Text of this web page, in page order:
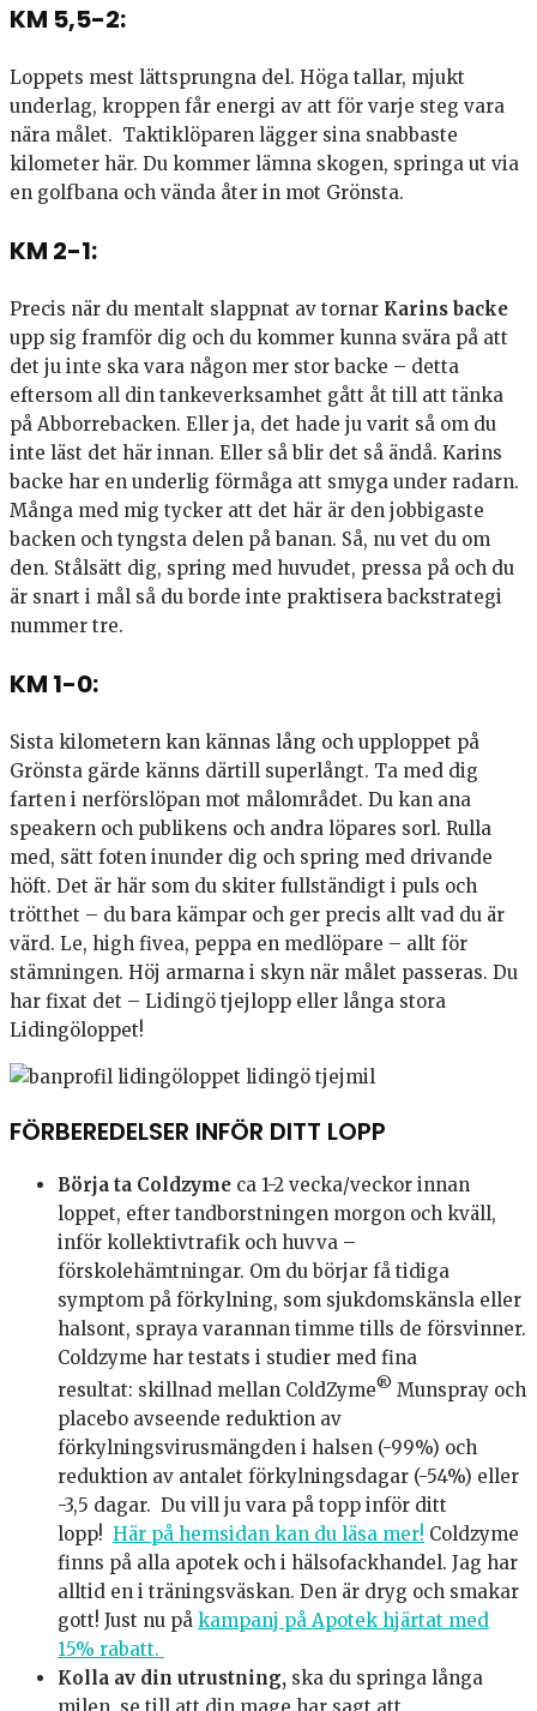
KM 5,5-2:
Loppets mest lättsprungna del. Höga tallar, mjukt
underlag, kroppen får energi av att för varje steg vara
nära målet. Taktiklöparen lägger sina snabbaste
kilometer här. Du kommer lämna skogen, springa ut via
en golfbana och vända åter in mot Grönsta.
KM 2-1:
Precis när du mentalt slappnat av tornar Karins backe
upp sig framför dig och du kommer kunna svära på att
det ju inte ska vara någon mer stor backe – detta
eftersom all din tankeverksamhet gått åt till att tänka
på Abborrebacken. Eller ja, det hade ju varit så om du
inte läst det här innan. Eller så blir det så ändå. Karins
backe har en underlig förmåga att smyga under radarn.
Många med mig tycker att det här är den jobbigaste
backen och tyngsta delen på banan. Så, nu vet du om
den. Stålsätt dig, spring med huvudet, pressa på och du
är snart i mål så du borde inte praktisera backstrategi
nummer tre.
KM 1-0:
Sista kilometern kan kännas lång och upploppet på
Grönsta gärde känns därtill superlångt. Ta med dig
farten i nerförslöpan mot målområdet. Du kan ana
speakern och publikens och andra löpares sorl. Rulla
med, sätt foten inunder dig och spring med drivande
höft. Det är här som du skiter fullständigt i puls och
trötthet – du bara kämpar och ger precis allt vad du är
värd. Le, high fivea, peppa en medlöpare – allt för
stämningen. Höj armarna i skyn när målet passeras. Du
har fixat det – Lidingö tjejlopp eller långa stora
Lidingöloppet!
FÖRBEREDELSER INFÖR DITT LOPP
Börja ta Coldzyme ca 1-2 vecka/veckor innan
loppet, efter tandborstningen morgon och kväll,
inför kollektivtrafik och huvva –
förskolehämtningar. Om du börjar få tidiga
symptom på förkylning, som sjukdomskänsla eller
halsont, spraya varannan timme tills de försvinner.
Coldzyme har testats i studier med fina
resultat: skillnad mellan ColdZyme® Munspray och
placebo avseende reduktion av
förkylningsvirusmängden i halsen (-99%) och
reduktion av antalet förkylningsdagar (-54%) eller
-3,5 dagar. Du vill ju vara på topp inför ditt
lopp! Här på hemsidan kan du läsa mer! Coldzyme
finns på alla apotek och i hälsofackhandel. Jag har
alltid en i träningsväskan. Den är dryg och smakar
gott! Just nu på kampanj på Apotek hjärtat med
15% rabatt.
Kolla av din utrustning, ska du springa långa